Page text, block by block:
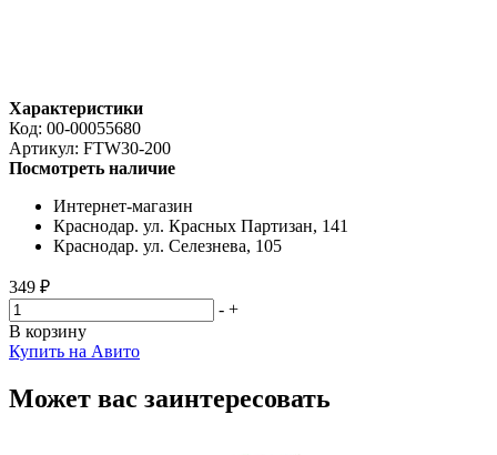
Характеристики
Код: 00-00055680
Артикул: FTW30-200
Посмотреть наличие
Интернет-магазин
Краснодар. ул. Красных Партизан, 141
Краснодар. ул. Селезнева, 105
349 ₽
- +
В корзину
Купить на Авито
Может вас заинтересовать